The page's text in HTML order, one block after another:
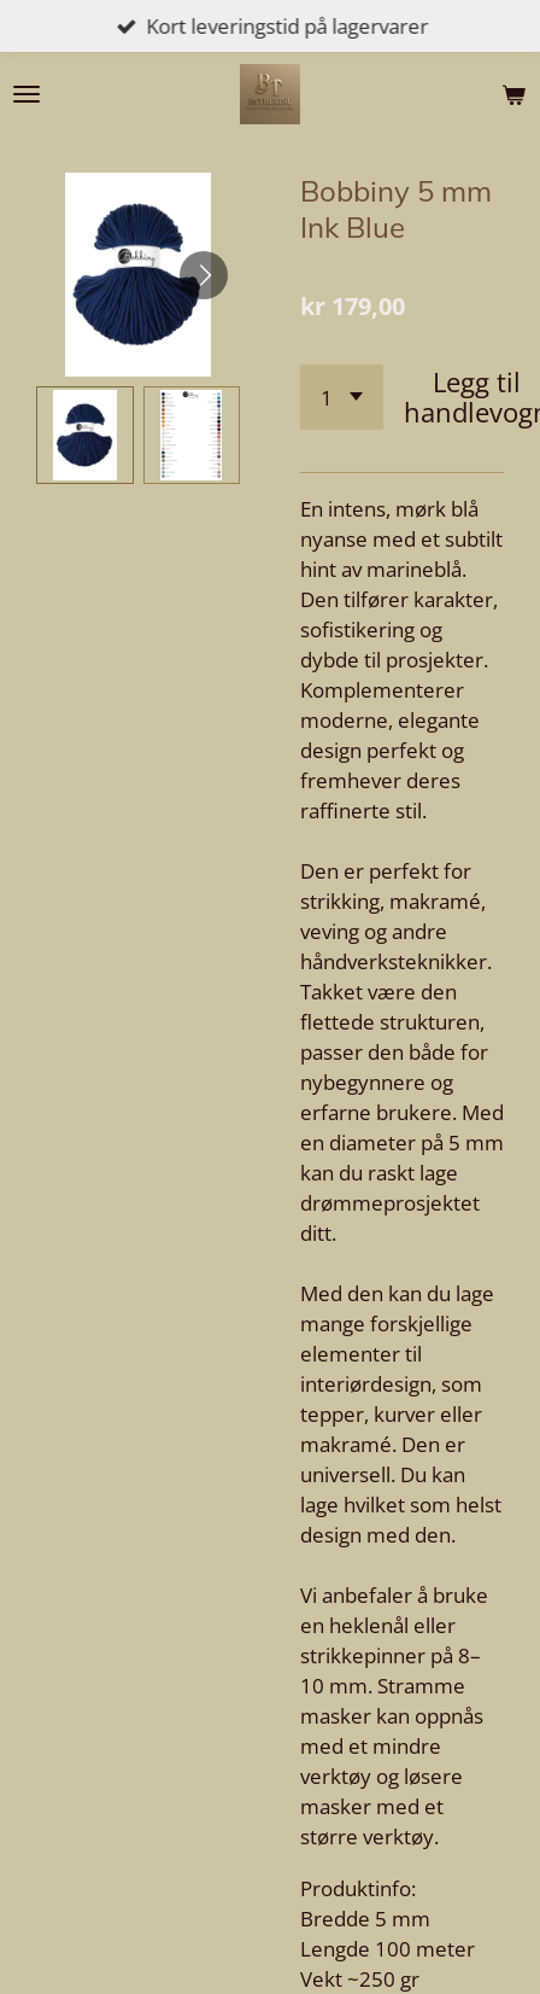
til
hovedinnhold
Kort leveringstid på lagervarer
Bobbiny 5 mm
Ink Blue
kr 179,00
Legg til
En intens, mørk blå
nyanse med et subtilt
hint av marineblå.
Den tilfører karakter,
sofistikering og
dybde til prosjekter.
Komplementerer
moderne, elegante
design perfekt og
fremhever deres
raffinerte stil.
Den er perfekt for
strikking, makramé,
veving og andre
håndverksteknikker.
Takket være den
flettede strukturen,
passer den både for
nybegynnere og
erfarne brukere. Med
en diameter på 5 mm
kan du raskt lage
drømmeprosjektet
ditt.
Med den kan du lage
mange forskjellige
elementer til
interiørdesign, som
tepper, kurver eller
makramé. Den er
universell. Du kan
lage hvilket som helst
design med den.
Vi anbefaler å bruke
en heklenål eller
strikkepinner på 8–
10 mm. Stramme
masker kan oppnås
med et mindre
verktøy og løsere
masker med et
større verktøy.
Produktinfo:
Bredde 5 mm
Lengde 100 meter
Vekt ~250 gr